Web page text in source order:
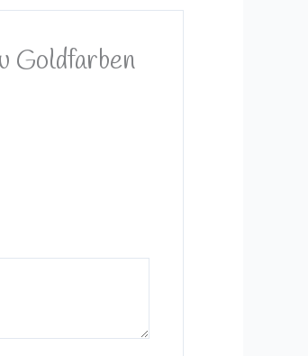
Goldfarben